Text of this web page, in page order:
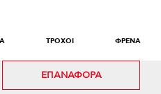
ΤΡΟΧΟΙ ΦΡΕΝΑ
ΕΠΑΝΑΦΟΡΑ